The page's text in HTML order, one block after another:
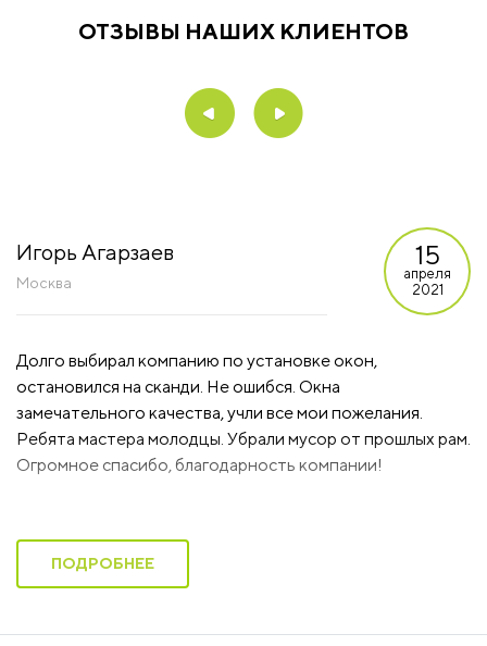
ОТЗЫВЫ НАШИХ КЛИЕНТОВ
Игорь Агарзаев
Москва
15
апреля
2021
Долго выбирал компанию по установке окон,
остановился на сканди. Не ошибся. Окна
замечательного качества, учли все мои пожелания.
Ребята мастера молодцы. Убрали мусор от прошлых рам.
Огромное спасибо, благодарность компании!
ПОДРОБНЕЕ